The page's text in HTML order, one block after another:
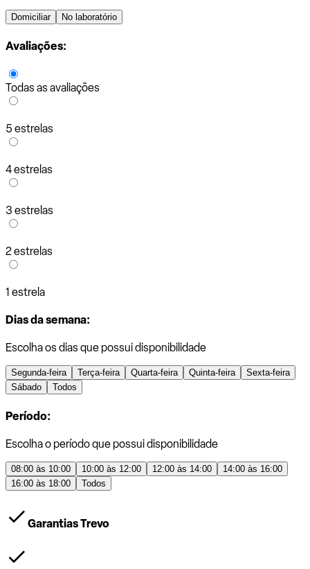
Domiciliar No laboratório
Avaliações:
Todas as avaliações
5 estrelas
4 estrelas
3 estrelas
2 estrelas
1 estrela
Dias da semana:
Escolha os dias que possui disponibilidade
Segunda-feira Terça-feira Quarta-feira Quinta-feira
Sexta-feira
Sábado
Todos
Período:
Escolha o período que possui disponibilidade
08:00 às 10:00 10:00 às 12:00 12:00 às 14:00
14:00 às 16:00
16:00 às 18:00
Todos
Garantias Trevo